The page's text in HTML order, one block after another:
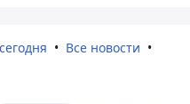
Все новости